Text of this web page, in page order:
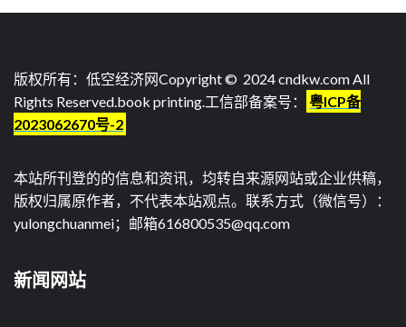
版权所有：低空经济网Copyright © 2024 cndkw.com All
Rights Reserved.book printing.工信部备案号：
粤ICP备
2023062670号-2
本站所刊登的的信息和资讯，均转自来源网站或企业供稿，
版权归属原作者，不代表本站观点。联系方式（微信号）：
yulongchuanmei；邮箱616800535@qq.com
新闻网站